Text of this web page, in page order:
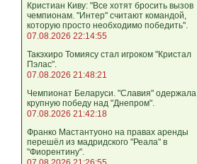
Кристиан Киву: "Все хотят бросить вызов
чемпионам. "Интер" считают командой,
которую просто необходимо победить".
07.08.2026 22:14:55
Такэхиро Томиясу стал игроком "Кристал
Пэлас".
07.08.2026 21:48:21
Чемпионат Беларуси. "Славия" одержала
крупную победу над "Днепром".
07.08.2026 21:42:18
Франко Мастантуоно на правах аренды
перешёл из мадридского "Реала" в
"Фиорентину".